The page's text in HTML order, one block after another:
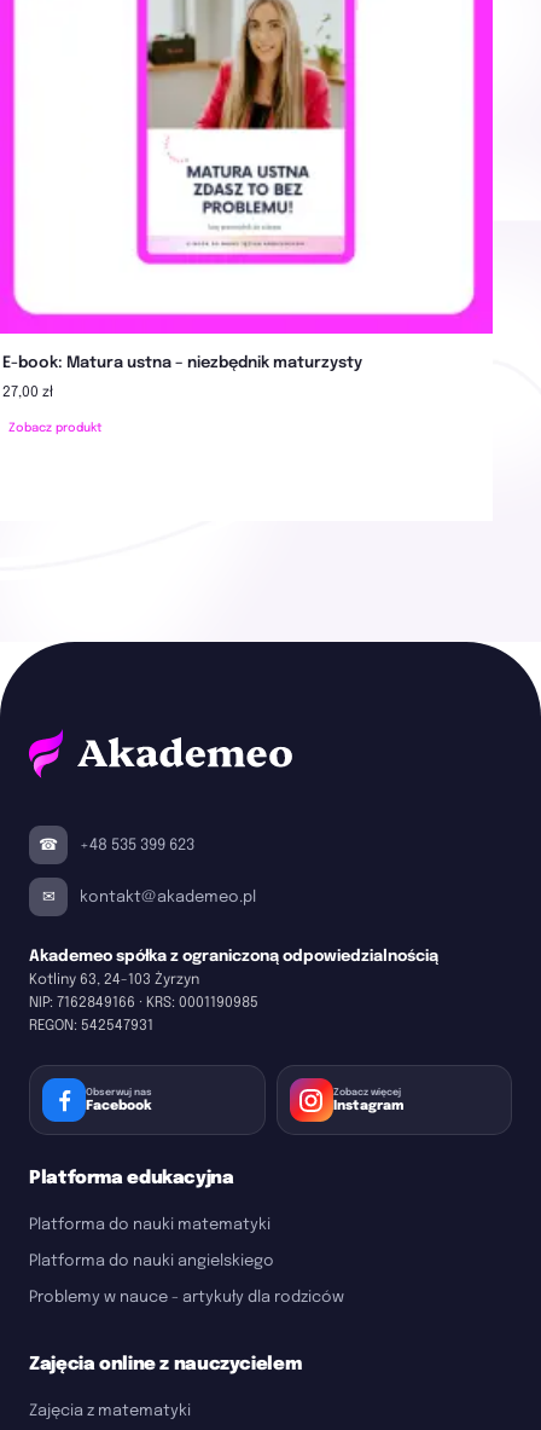
E-book: Matura ustna – niezbędnik maturzysty
27,00 zł
Zobacz produkt
+48 535 399 623
kontakt@akademeo.pl
Akademeo spółka z ograniczoną odpowiedzialnością
Kotliny 63, 24-103 Żyrzyn
NIP: 7162849166 · KRS: 0001190985
REGON: 542547931
Obserwuj nas
Facebook
Zobacz więcej
Instagram
Platforma edukacyjna
Platforma do nauki matematyki
Platforma do nauki angielskiego
Problemy w nauce - artykuły dla rodziców
Zajęcia online z nauczycielem
Zajęcia z matematyki